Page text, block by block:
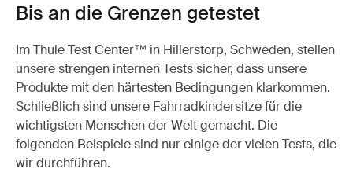
Bis an die Grenzen getestet
Im Thule Test Center™ in Hillerstorp, Schweden, stellen
unsere strengen internen Tests sicher, dass unsere
Produkte mit den härtesten Bedingungen klarkommen.
Schließlich sind unsere Fahrradkindersitze für die
wichtigsten Menschen der Welt gemacht. Die
folgenden Beispiele sind nur einige der vielen Tests, die
wir durchführen.